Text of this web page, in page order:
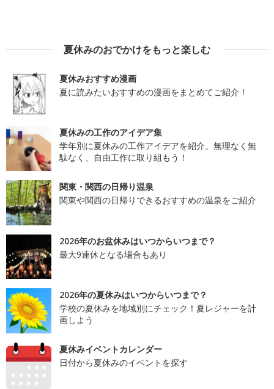
夏休みのおでかけをもっと楽しむ
夏休みおすすめ漫画
夏に読みたいおすすめの漫画をまとめてご紹介！
夏休みの工作のアイデア集
学年別に夏休みの工作アイデアを紹介。無理なく無
駄なく、自由工作に取り組もう！
関東・関西の日帰り温泉
関東や関西の日帰りできるおすすめの温泉をご紹介
2026年のお盆休みはいつからいつまで？
最大9連休となる場合もあり
2026年の夏休みはいつからいつまで？
学校の夏休みを地域別にチェック！夏レジャーを計
画しよう
夏休みイベントカレンダー
日付から夏休みのイベントを探す